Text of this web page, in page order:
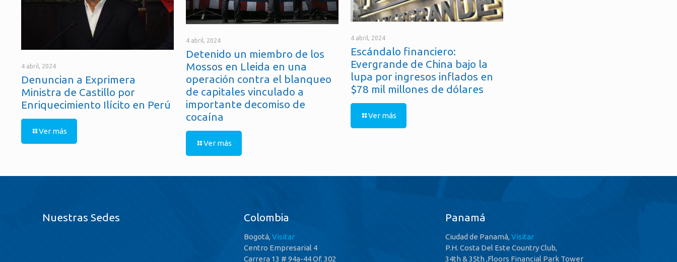
4 abril, 2024
Denuncian a Exprimera
Ministra de Castillo por
Enriquecimiento Ilícito en Perú
Ver más
4 abril, 2024
Detenido un miembro de los
Mossos en Lleida en una
operación contra el blanqueo
de capitales vinculado a
importante decomiso de
cocaína
Ver más
4 abril, 2024
Escándalo financiero:
Evergrande de China bajo la
lupa por ingresos inflados en
$78 mil millones de dólares
Ver más
Nuestras Sedes Colombia
Bogotá,Visitar
Centro Empresarial 4
Carrera 13 # 94a-44 Of. 302
Panamá
Ciudad de Panamá,Visitar
P.H. Costa Del Este Country Club,
34th & 35th ,Floors Financial Park Tower